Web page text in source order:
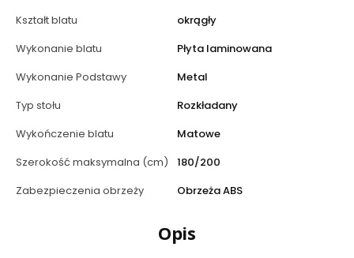
Kształt blatu
okrągły
Wykonanie blatu
Płyta laminowana
Wykonanie Podstawy
Metal
Typ stołu
Rozkładany
Wykończenie blatu
Matowe
Szerokość maksymalna (cm)
180/200
Zabezpieczenia obrzeży
Obrzeża ABS
Opis